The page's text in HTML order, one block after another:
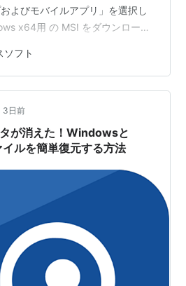
よびモバイルアプリ」を選択し
x64用 の MSI をダウンロード
選択したかったので、上記の資
ます。 インストール ダウンロー
て、画面の指示通り進めていき
変更 以下のように、インストー
…
ソフト
3日前
が消えた！Windowsと
ルを簡単復元する方法